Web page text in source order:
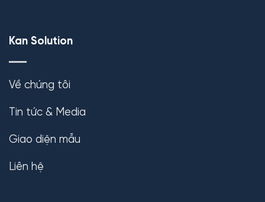
Kan Solution
Về chúng tôi
Tin tức & Media
Giao diện mẫu
Liên hệ